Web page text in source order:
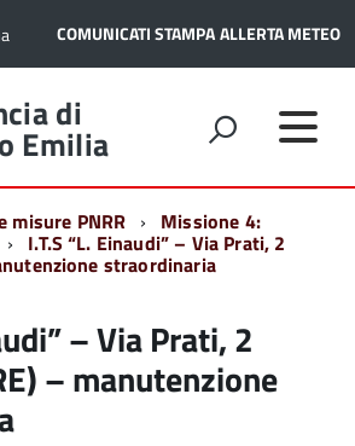
COMUNICATI STAMPAALLERTA METEO
di
Emilia
misure PNRR Missione 4:
I.T.S “L. Einaudi” – Via Prati, 2
straordinaria
– Via Prati, 2
– manutenzione